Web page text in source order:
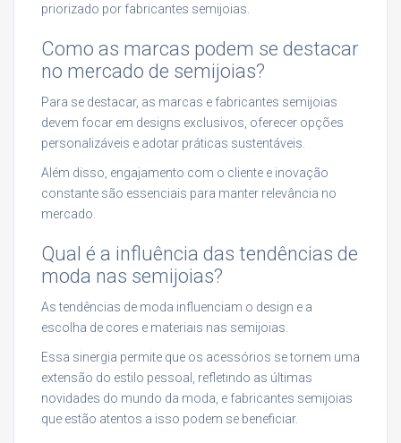
priorizado por fabricantes semijoias.
Como as marcas podem se destacar
no mercado de semijoias?
Para se destacar, as marcas e fabricantes semijoias
devem focar em designs exclusivos, oferecer opções
personalizáveis e adotar práticas sustentáveis.
Além disso, engajamento com o cliente e inovação
constante são essenciais para manter relevância no
mercado.
Qual é a influência das tendências de
moda nas semijoias?
As tendências de moda influenciam o design e a
escolha de cores e materiais nas semijoias.
Essa sinergia permite que os acessórios se tornem uma
extensão do estilo pessoal, refletindo as últimas
novidades do mundo da moda, e fabricantes semijoias
que estão atentos a isso podem se beneficiar.